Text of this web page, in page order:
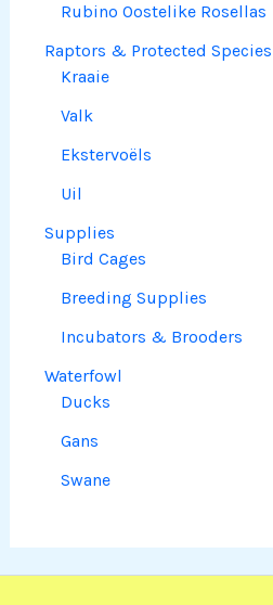
Rubino Oostelike Rosellas
Raptors & Protected Species
Kraaie
Valk
Ekstervoëls
Uil
Supplies
Bird Cages
Breeding Supplies
Incubators & Brooders
Waterfowl
Ducks
Gans
Swane